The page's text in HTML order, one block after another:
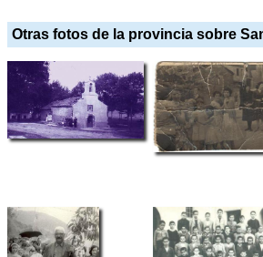
Otras fotos de la provincia sobre